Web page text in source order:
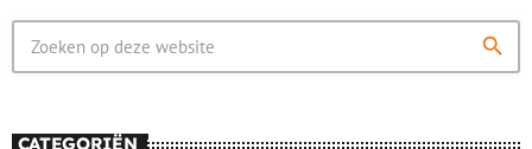
search
CATEGORIËN